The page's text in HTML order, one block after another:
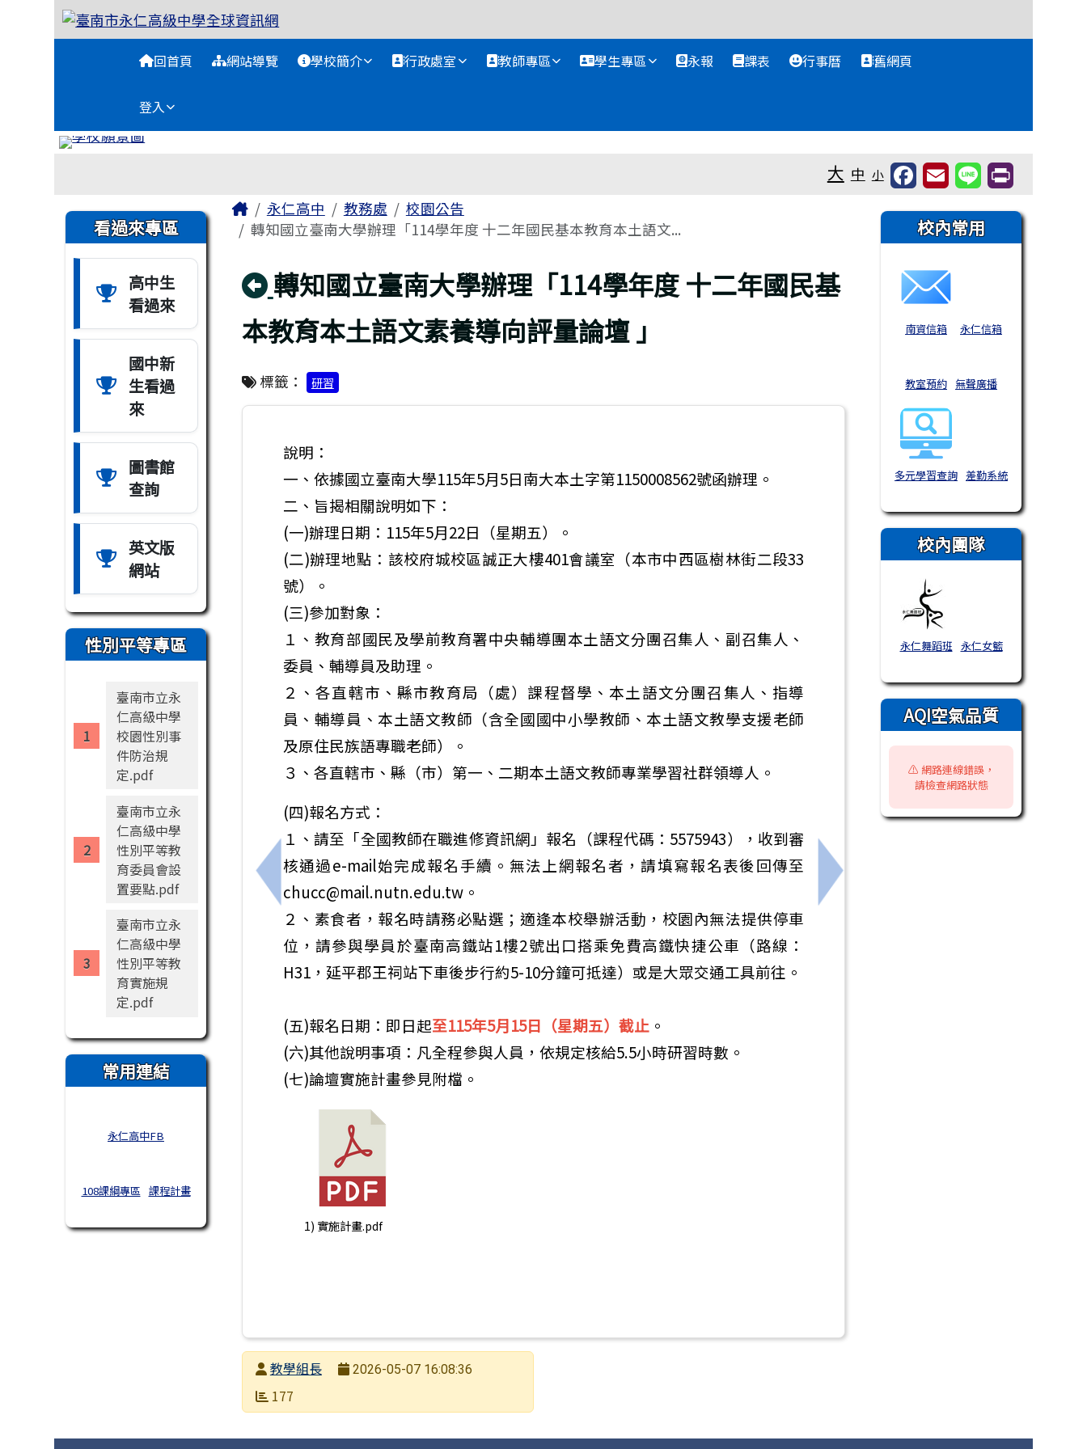
跳至主內容區
臺南市永仁高級中學全球資訊網
回首頁 網站導覽 學校簡介 行政處室 教師專區 學生專區 永報 課表 行事曆 舊網頁
登入
大 中 小
左邊區域內容
看過來專區
高中生
看過來
國中新
生看過
來
圖書館
查詢
英文版
網站
性別平等專區
臺南市立永
仁高級中學
校園性別事
件防治規
定.pdf
臺南市立永
仁高級中學
性別平等教
育委員會設
置要點.pdf
臺南市立永
仁高級中學
性別平等教
育實施規
定.pdf
常用連結
永仁高中FB
108課綱專區 課程計畫
主內容區域
Home永仁高中 教務處
校園公告
轉知國立臺南大學辦理「114學年度 十二年國民基本教育本土語文...
回上頁
轉知國立臺南大學辦理「114學年度 十二年國民基
本教育本土語文素養導向評量論壇 」
標籤： 研習
上一筆：114學年度第二學期畢業後重補修開課時間為6/9(二)~6/30(二)，請同學於5/13前至校務系統選課，相關說明如附，請
說明：
一、依據國立臺南大學115年5月5日南大本土字第1150008562號函辦理。
二、旨揭相關說明如下：
(一)辦理日期：115年5月22日（星期五）。
(二)辦理地點：該校府城校區誠正大樓401會議室（本市中西區樹林街二段33
號）。
(三)參加對象：
１、教育部國民及學前教育署中央輔導團本土語文分團召集人、副召集人、
委員、輔導員及助理。
２、各直轄市、縣市教育局（處）課程督學、本土語文分團召集人、指導
員、輔導員、本土語文教師（含全國國中小學教師、本土語文教學支援老師
及原住民族語專職老師）。
３、各直轄市、縣（市）第一、二期本土語文教師專業學習社群領導人。
(四)報名方式：
１、請至「全國教師在職進修資訊網」報名（課程代碼：5575943），收到審
核通過e-mail始完成報名手續。無法上網報名者，請填寫報名表後回傳至
chucc@mail.nutn.edu.tw。
２、素食者，報名時請務必點選；適逢本校舉辦活動，校園內無法提供停車
位，請參與學員於臺南高鐵站1樓2號出口搭乘免費高鐵快捷公車（路線：
H31，延平郡王祠站下車後步行約5-10分鐘可抵達）或是大眾交通工具前往。
(五)報名日期：即日起至115年5月15日（星期五）截止。
(六)其他說明事項： 凡全程參與人員，依規定核給5.5小時研習時數。
(七)論壇實施計畫參見附檔。
1) 實施計畫.pdf
下一筆：轉知國立臺灣師範大學辦理「
發布者教學組長
發布日期
2026-05-07 16:08:36
瀏覽次數
177
右邊區域內容
校內常用
南資信箱 永仁信箱
教室預約 無聲廣播
多元學習查詢 差勤系統
校內團隊
永仁舞蹈班 永仁女籃
AQI空氣品質
⚠️ 網路連線錯誤，
請檢查網路狀態
頁尾區域